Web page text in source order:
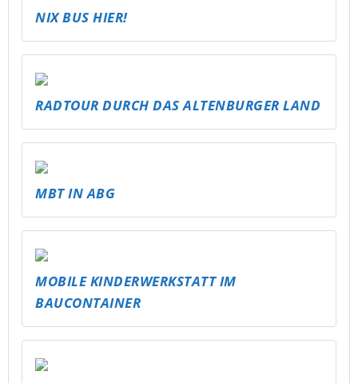
NIX BUS HIER!
RADTOUR DURCH DAS ALTENBURGER LAND
MBT IN ABG
MOBILE KINDERWERKSTATT IM
BAUCONTAINER